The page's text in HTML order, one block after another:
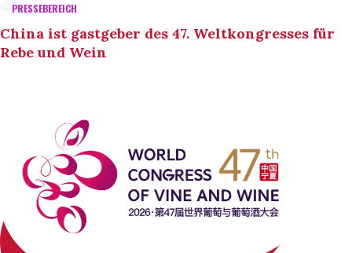
PRESSEBEREICH
China ist gastgeber des 47. Weltkongresses für
Rebe und Wein